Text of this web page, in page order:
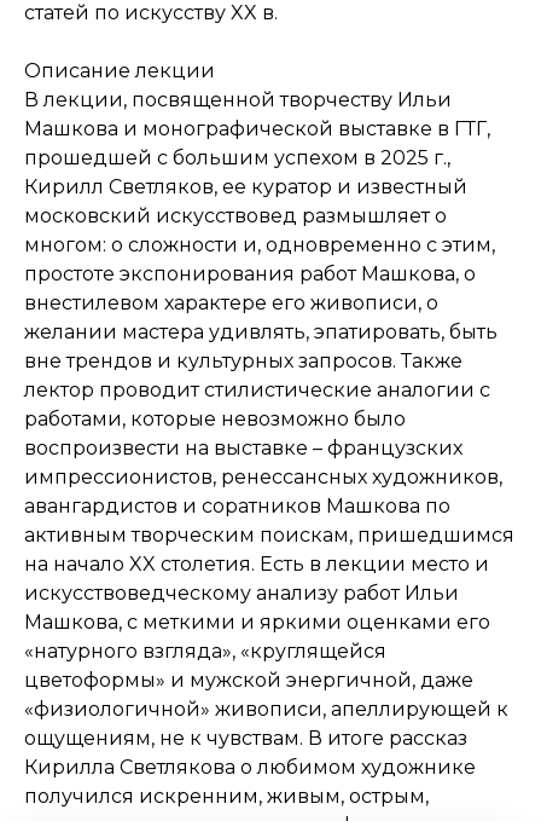
статей по искусству XX в.
Описание лекции
В лекции, посвященной творчеству Ильи
Машкова и монографической выставке в ГТГ,
прошедшей с большим успехом в 2025 г.,
Кирилл Светляков, ее куратор и известный
московский искусствовед размышляет о
многом: о сложности и, одновременно с этим,
простоте экспонирования работ Машкова, о
внестилевом характере его живописи, о
желании мастера удивлять, эпатировать, быть
вне трендов и культурных запросов. Также
лектор проводит стилистические аналогии с
работами, которые невозможно было
воспроизвести на выставке – французских
импрессионистов, ренессансных художников,
авангардистов и соратников Машкова по
активным творческим поискам, пришедшимся
на начало XX столетия. Есть в лекции место и
искусствоведческому анализу работ Ильи
Машкова, с меткими и яркими оценками его
«натурного взгляда», «круглящейся
цветоформы» и мужской энергичной, даже
«физиологичной» живописи, апеллирующей к
ощущениям, не к чувствам. В итоге рассказ
Кирилла Светлякова о любимом художнике
получился искренним, живым, острым,